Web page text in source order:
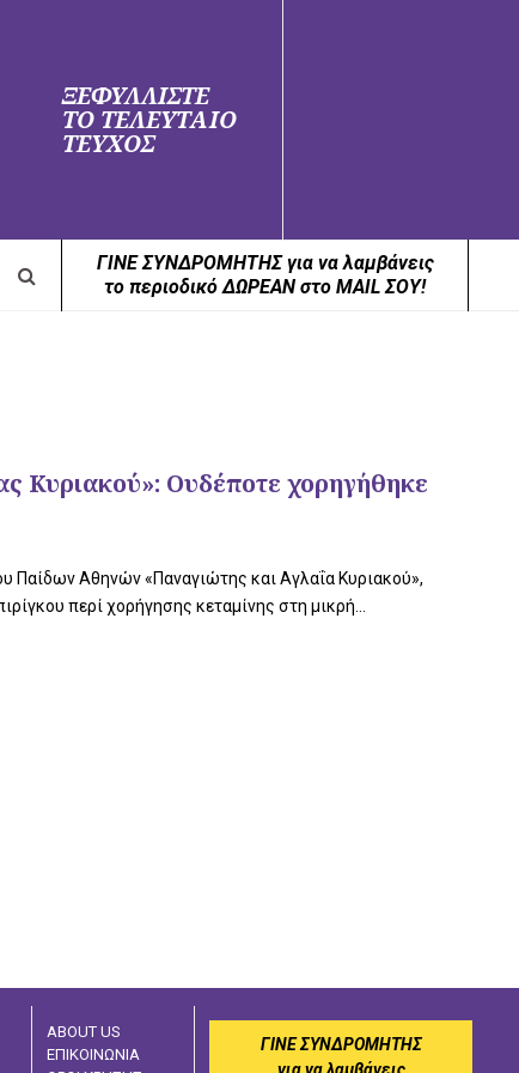
ΞΕΦΥΛΛΙΣΤΕ
ΤΟ ΤΕΛΕΥΤΑΙΟ
ΤΕΥΧΟΣ
ΓΙΝΕ ΣΥΝΔΡΟΜΗΤΗΣ για να λαμβάνεις
το περιοδικό ΔΩΡΕΑΝ στο MAIL ΣΟΥ!
Κυριακού»: Ουδέποτε χορηγήθηκε
Παίδων Αθηνών «Παναγιώτης και Αγλαΐα Κυριακού»,
περί χορήγησης κεταμίνης στη μικρή...
ABOUT US
ΕΠΙΚΟΙΝΩΝΙΑ
ΓΙΝΕ ΣΥΝΔΡΟΜΗΤΗΣ